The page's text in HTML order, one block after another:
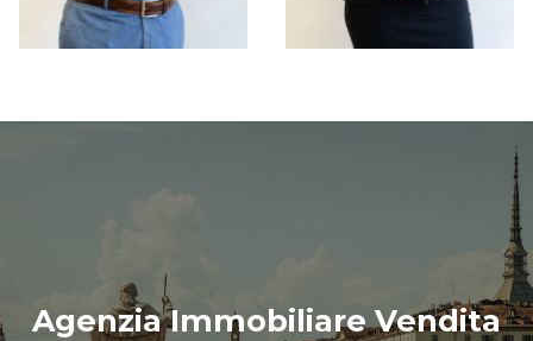
Agenzia Immobiliare Vendita